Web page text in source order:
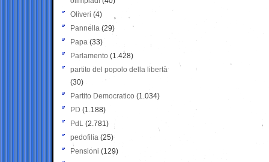
Oliveri (4)
Pannella (29)
Papa (33)
Parlamento (1.428)
partito del popolo della libertà
(30)
Partito Democratico (1.034)
PD (1.188)
PdL (2.781)
pedofilia (25)
Pensioni (129)